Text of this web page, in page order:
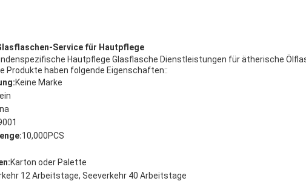
Service für Hautpflege
Hautpflege Glasflasche Dienstleistungen für ätherische
Produkte haben folgende Eigenschaften::
Keine Marke
10,000PCS
Karton oder Palette
12 Arbeitstage, Seeverkehr 40 Arbeitstage